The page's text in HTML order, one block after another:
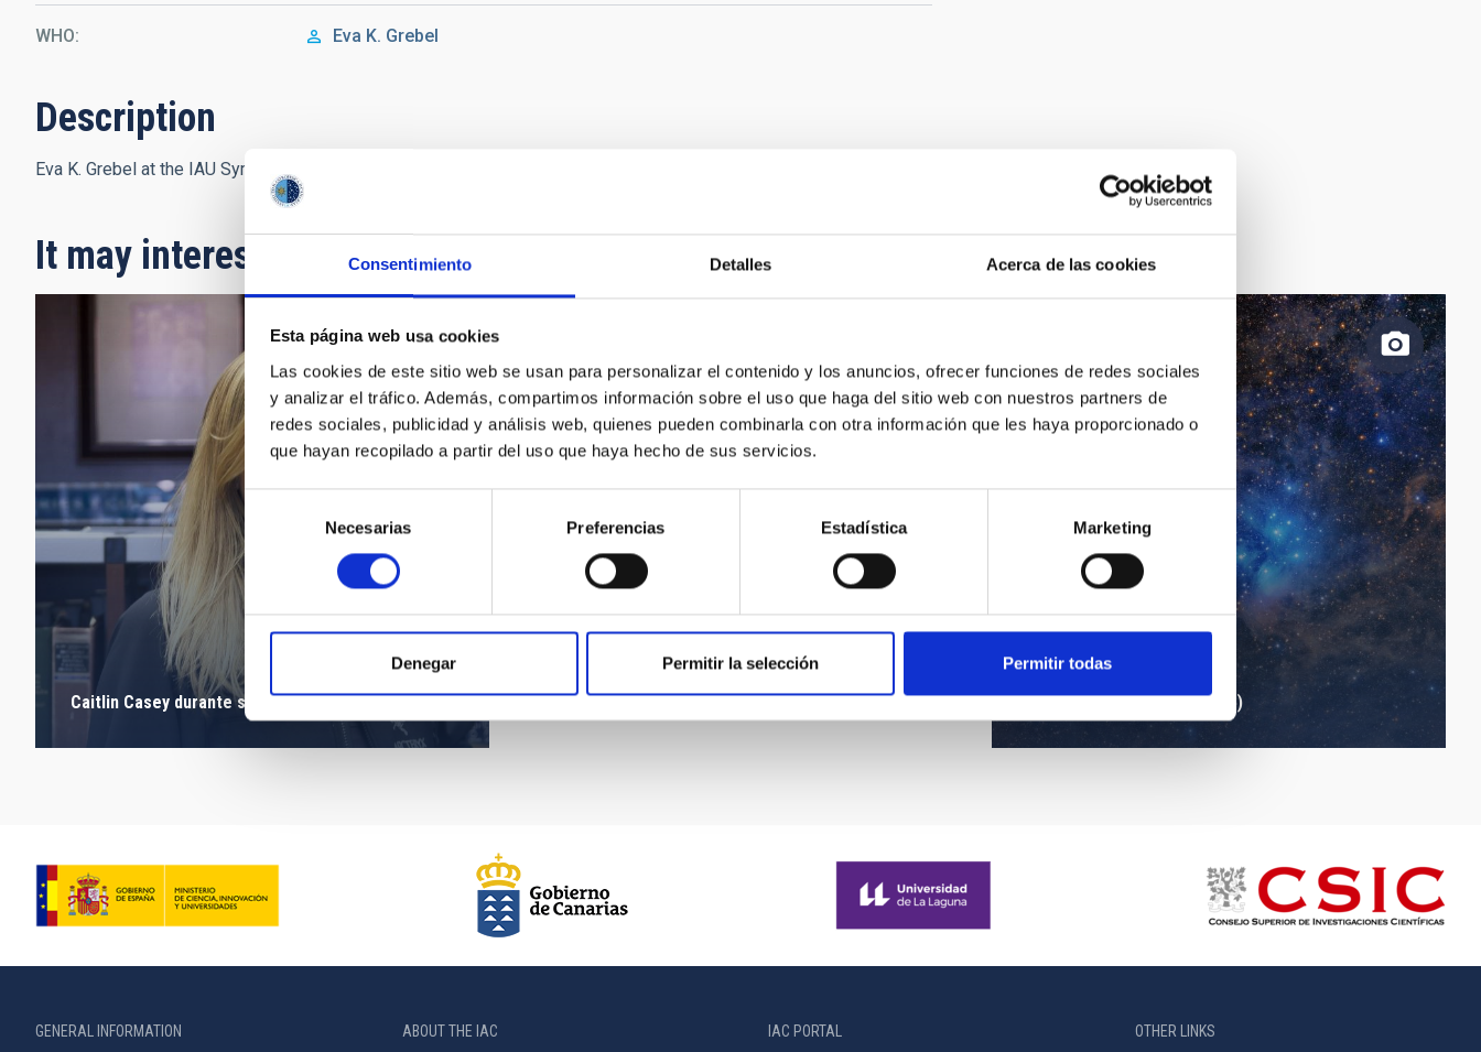
Consentimiento Detalles Acerca de las cookies
Esta página web usa cookies
Las cookies de este sitio web se usan para personalizar el contenido y los anuncios, ofrecer funciones de redes sociales
y analizar el tráfico. Además, compartimos información sobre el uso que haga del sitio web con nuestros partners de
redes sociales, publicidad y análisis web, quienes pueden combinarla con otra información que les haya proporcionado o
que hayan recopilado a partir del uso que haya hecho de sus servicios.
Selección
consentimiento
Necesarias Preferencias Estadística Marketing
Denegar Permitir la selección Permitir todas
WHO Eva K. Grebel
Description
Eva K. Grebel at the IAU Symposium 355, at the University of La Laguna. Credit: Alejandra Rueda Moral (IAC).
It may interest you
Caitlin Casey durante su estancia en el IAC Pleiades Open Cluster (M45)
GENERAL INFORMATION ABOUT THE IAC IAC PORTAL OTHER LINKS